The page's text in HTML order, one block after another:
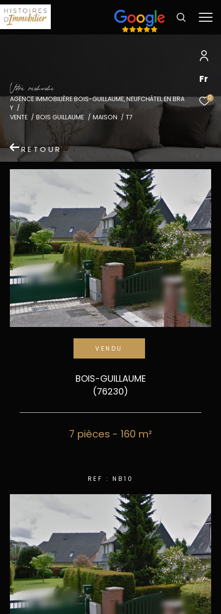
Fr
0
Vore recece
AGENCE IMMOBILIÈRE BOIS-GUILLAUME, NEUFCHÂTEL EN BRA
Y
VENTE
BOIS GUILLAUME MAISON T7
RETOUR
VENDU
BOIS-GUILLAUME
(76230)
7 pièces - 160 m²
REF : NB10